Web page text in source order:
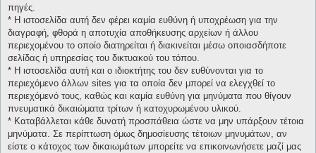
πηγές.
* H ιστοσελίδα αυτή δεν φέρει καμία ευθύνη ή υποχρέωση για την
διαγραφή, φθορά η αποτυχία αποθήκευσης αρχείων ή άλλου
περιεχομένου το οποίο διατηρείται ή διακινείται μέσω οποιασδήποτε
σελίδας ή υπηρεσίας του δικτυακού του τόπου.
* H ιστοσελίδα αυτή και ο ιδιοκτήτης του δεν ευθύνονται για το
περιεχόμενο άλλων sites για τα οποία δεν μπορεί να ελεγχθεί το
περιεχόμενό τους, καθώς και καμία ευθύνη για μηνύματα που θίγουν
πνευματικά δικαιώματα τρίτων ή κατοχυρωμένου υλικού.
* Καταβάλλεται κάθε δυνατή προσπάθεια ώστε να μην υπάρξουν τέτοια
μηνύματα. Σε περίπτωση όμως δημοσίευσης τέτοιων μηνυμάτων, αν
είστε ο κάτοχος των δικαιωμάτων μπορείτε να επικοινωνήσετε μαζί μας